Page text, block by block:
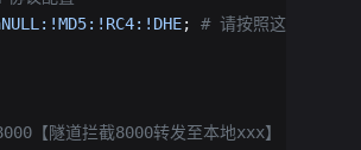
; # 请按照这个套件配置
【隧道拦截8000转发至本地xxx】